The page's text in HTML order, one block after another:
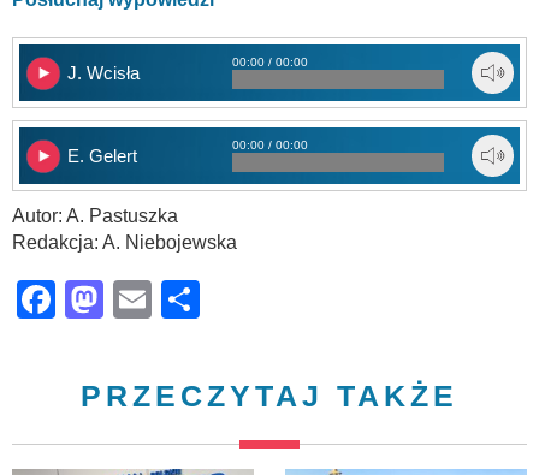
J. Wcisła
00:00 / 00:00
E. Gelert
00:00 / 00:00
Autor: A. Pastuszka
Redakcja: A. Niebojewska
Facebook
Mastodon
Email
PRZECZYTAJ TAKŻE